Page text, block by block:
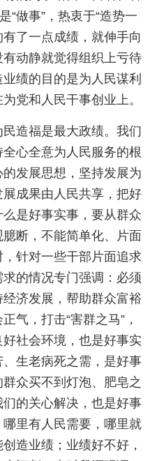
“做事”，热衷于“造势一
有了一点成绩，就伸手向
动静就觉得组织上亏待
绩的目的是为人民谋利
党和人民干事创业上。
造福是最大政绩。我们
心全意为人民服务的根
发展思想，坚持发展为
成果由人民共享，把好
是好事实事，要从群众
断，不能简单化、片面
针对一些干部片面追求
的情况专门强调：必须
济发展，帮助群众富裕
气，打击“害群之马”，
社会环境，也是好事实
生老病死之需，是好事
众买不到灯泡、肥皂之
的关心解决，也是好事
里有人民需要，哪里就
造业绩；业绩好不好，